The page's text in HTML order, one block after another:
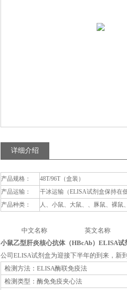
详细介绍
产品规格： 48T/96T（盒装）
产品运输：
干冰运输（ELISA试剂盒保持在
产品种类：
人、小鼠、大鼠、、豚鼠、裸
中文名称 英文名称
小鼠乙型肝炎核心抗体（HBcAb）ELISA试
公司ELISA试剂盒为迎接下半年的到来，新
检测方法：ELISA酶联免疫法
检测类型：酶免免疫夹心法